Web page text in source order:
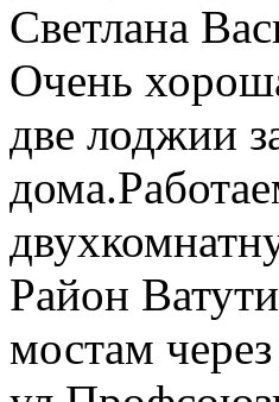
Светлана
Очень
две лоджии
Район
мостам